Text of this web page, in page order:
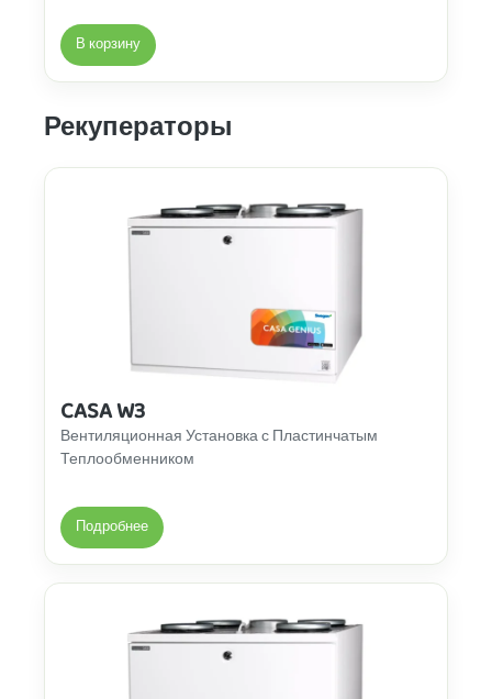
В корзину
Рекуператоры
CASA W3
Вентиляционная Установка с Пластинчатым
Теплообменником
Подробнее